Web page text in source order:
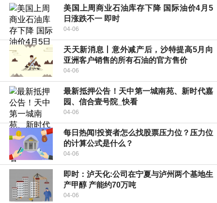
美国上周商业石油库存下降 国际油价4月5
日涨跌不一 即时
04-06
天天新消息丨意外减产后，沙特提高5月向
亚洲客户销售的所有石油的官方售价
04-06
最新抵押公告！天中第一城南苑、新时代嘉
园、信合壹号院_快看
04-06
每日热闻!投资者怎么找股票压力位？压力位
的计算公式是什么？
04-06
即时：泸天化:公司在宁夏与泸州两个基地生
产甲醇 产能约70万吨
04-06